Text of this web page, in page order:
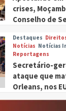
crises,
Conselho de
Destaques
Notícias Notícias
Reportagens
Secretário-
ataque que
Orleans, nos